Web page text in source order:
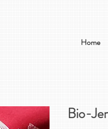
Home
Bio-